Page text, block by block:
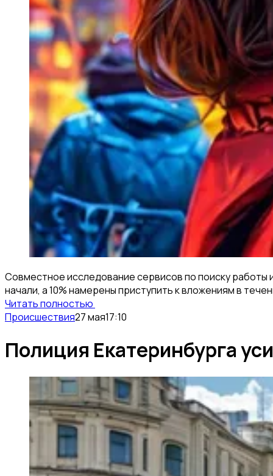
Совместное исследование сервисов по поиску работы
начали, а 10% намерены приступить к вложениям в
Читать полностью
Происшествия27 мая17:10
Полиция Екатеринбурга